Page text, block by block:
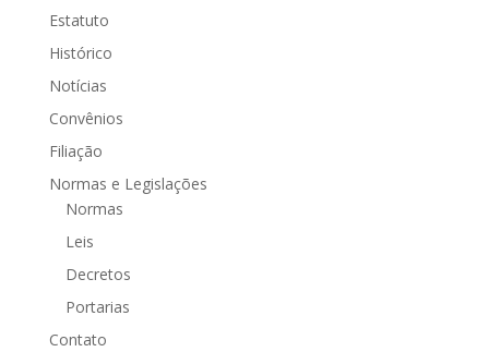
Estatuto
Histórico
Notícias
Convênios
Filiação
Normas e Legislações
Normas
Leis
Decretos
Portarias
Contato